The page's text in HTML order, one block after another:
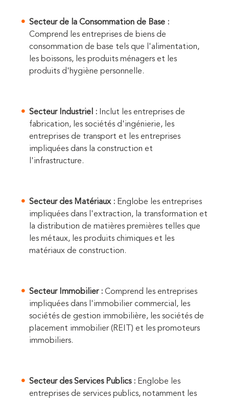
Secteur de la Consommation de Base :
Comprend les entreprises de biens de
consommation de base tels que l'alimentation,
les boissons, les produits ménagers et les
produits d'hygiène personnelle.
Secteur Industriel : Inclut les entreprises de
fabrication, les sociétés d'ingénierie, les
entreprises de transport et les entreprises
impliquées dans la construction et
l'infrastructure.
Secteur des Matériaux : Englobe les entreprises
impliquées dans l'extraction, la transformation et
la distribution de matières premières telles que
les métaux, les produits chimiques et les
matériaux de construction.
Secteur Immobilier : Comprend les entreprises
impliquées dans l'immobilier commercial, les
sociétés de gestion immobilière, les sociétés de
placement immobilier (REIT) et les promoteurs
immobiliers.
Secteur des Services Publics : Englobe les
entreprises de services publics, notamment les